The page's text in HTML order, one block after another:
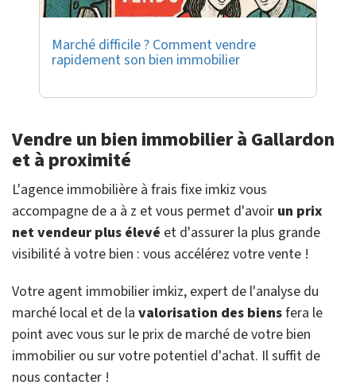
Marché difficile ? Comment vendre
rapidement son bien immobilier
Vendre un bien immobilier à Gallardon
et à proximité
L'agence immobilière à frais fixe imkiz vous
accompagne de a à z et vous permet d'avoir un prix
net vendeur plus élevé et d'assurer la plus grande
visibilité à votre bien : vous accélérez votre vente !
Votre agent immobilier imkiz, expert de l'analyse du
marché local et de la valorisation des biensfera le
point avec vous sur le prix de marché de votre bien
immobilier ou sur votre potentiel d'achat. Il suffit de
nous contacter !